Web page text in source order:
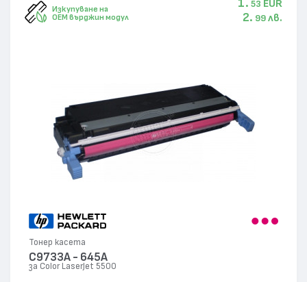
Изкупуване на
OEM върджин модул
1. 53 EUR
2. 99 лв.
Тонер касета
C9733A - 645A
за Color LaserJet 5500